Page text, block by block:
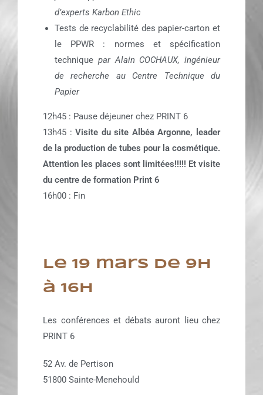
d’experts Karbon Ethic
Tests de recyclabilité des papier-carton et
le PPWR : normes et spécification
technique par Alain COCHAUX, ingénieur
de recherche au Centre Technique du
Papier
12h45 : Pause déjeuner chez PRINT 6
13h45 :Visite du site Albéa Argonne, leader
de la production de tubes pour la cosmétique.
Attention les places sont limitées!!!!! Et visite
du centre de formation Print 6
16h00 : Fin
Le 19 mars de 9h
à 16h
Les conférences et débats auront lieu chez
PRINT 6
52 Av. de Pertison
51800 Sainte-Menehould